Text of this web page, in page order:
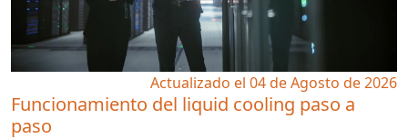
Actualizado el 04 de Agosto de 2026
Funcionamiento del liquid cooling paso a
paso